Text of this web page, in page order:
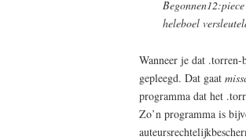
heleboel
Wanneer je dat
gepleegd. Dat gaat
programma dat het
Zo’n programma is